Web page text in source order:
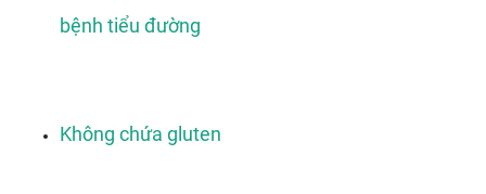
bệnh tiểu đường
Không chứa gluten